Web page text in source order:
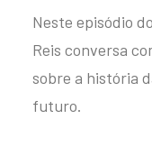
Neste episódio
Reis conversa
sobre a história
futuro.